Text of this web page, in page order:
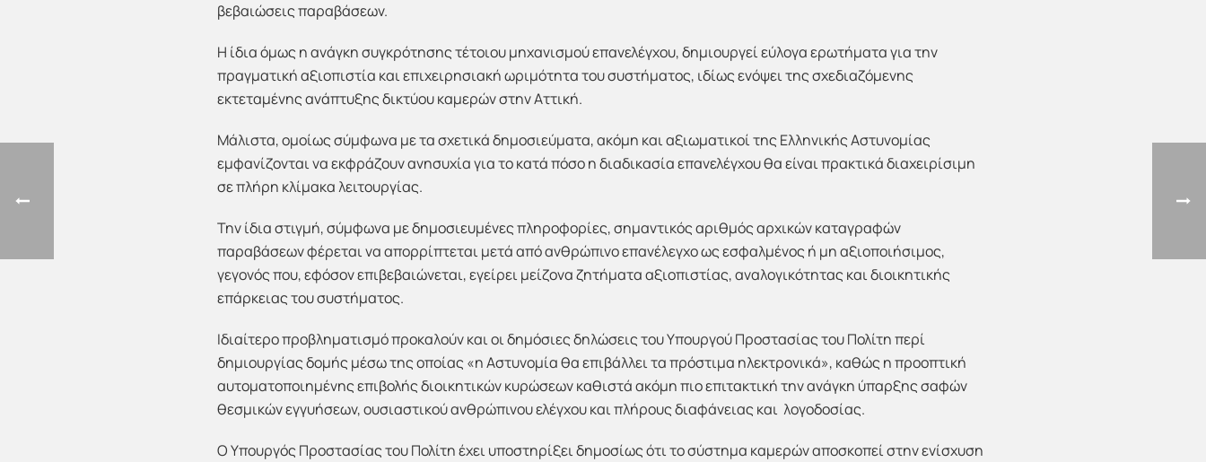
βεβαιώσεις παραβάσεων.
Η ίδια όμως η ανάγκη συγκρότησης τέτοιου μηχανισμού επανελέγχου, δημιουργεί εύλογα ερωτήματα για την
πραγματική αξιοπιστία και επιχειρησιακή ωριμότητα του συστήματος, ιδίως ενόψει της σχεδιαζόμενης
εκτεταμένης ανάπτυξης δικτύου καμερών στην Αττική.
Μάλιστα, ομοίως σύμφωνα με τα σχετικά δημοσιεύματα, ακόμη και αξιωματικοί της Ελληνικής Αστυνομίας
εμφανίζονται να εκφράζουν ανησυχία για το κατά πόσο η διαδικασία επανελέγχου θα είναι πρακτικά διαχειρίσιμη
σε πλήρη κλίμακα λειτουργίας.
Την ίδια στιγμή, σύμφωνα με δημοσιευμένες πληροφορίες, σημαντικός αριθμός αρχικών καταγραφών
παραβάσεων φέρεται να απορρίπτεται μετά από ανθρώπινο επανέλεγχο ως εσφαλμένος ή μη αξιοποιήσιμος,
γεγονός που, εφόσον επιβεβαιώνεται, εγείρει μείζονα ζητήματα αξιοπιστίας, αναλογικότητας και διοικητικής
επάρκειας του συστήματος.
Ιδιαίτερο προβληματισμό προκαλούν και οι δημόσιες δηλώσεις του Υπουργού Προστασίας του Πολίτη περί
δημιουργίας δομής μέσω της οποίας «η Αστυνομία θα επιβάλλει τα πρόστιμα ηλεκτρονικά», καθώς η προοπτική
αυτοματοποιημένης επιβολής διοικητικών κυρώσεων καθιστά ακόμη πιο επιτακτική την ανάγκη ύπαρξης σαφών
θεσμικών εγγυήσεων, ουσιαστικού ανθρώπινου ελέγχου και πλήρους διαφάνειας και λογοδοσίας.
Ο Υπουργός Προστασίας του Πολίτη έχει υποστηρίξει δημοσίως ότι το σύστημα καμερών αποσκοπεί στην ενίσχυση